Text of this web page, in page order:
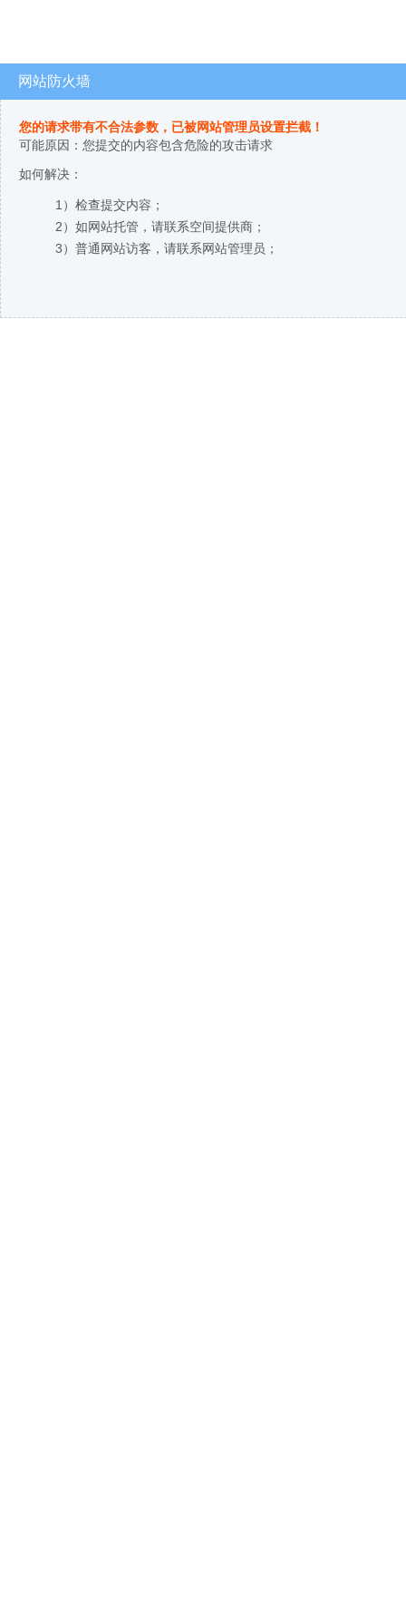
网站防火墙
您的请求带有不合法参数，已被网站管理员设置拦截！
可能原因：您提交的内容包含危险的攻击请求
如何解决：
1）检查提交内容；
2）如网站托管，请联系空间提供商；
3）普通网站访客，请联系网站管理员；